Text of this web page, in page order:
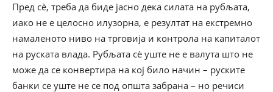
Пред сè, треба да биде јасно дека силата на рубљата,
иако не е целосно илузорна, е резултат на екстремно
намаленото ниво на трговија и контрола на капиталот
на руската влада. Рубљата сè уште не е валута што не
може да се конвертира на кој било начин – руските
банки се уште не се под општа забрана – но речиси